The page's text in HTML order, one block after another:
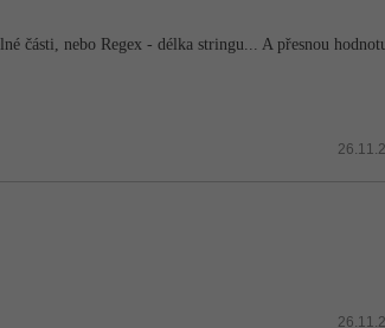
části, nebo Regex - délka stringu... A přesnou